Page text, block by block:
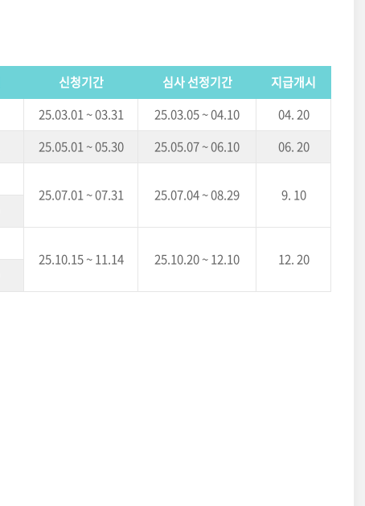
신청기간 심사 선정기간
지급개시
25.03.01 ~ 03.31 25.03.05 ~ 04.10
04. 20
25.05.01 ~ 05.30 25.05.07 ~ 06.10 06. 20
25.07.01 ~ 07.31
25.07.04 ~ 08.29
9. 10
25.10.15 ~ 11.14
25.10.20 ~ 12.10
12. 20